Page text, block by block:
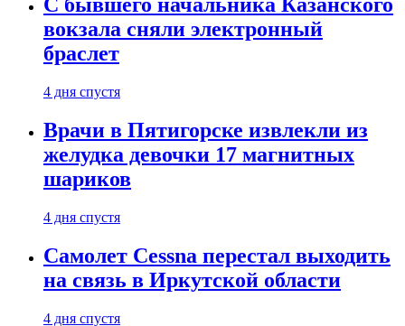
вокзала сняли электронный
браслет
4 дня спустя
Врачи в Пятигорске извлекли из
желудка девочки 17 магнитных
шариков
4 дня спустя
Самолет Cessna перестал выходить
на связь в Иркутской области
4 дня спустя